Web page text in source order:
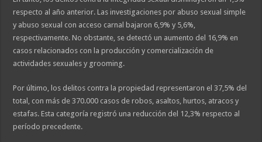
respecto al año anterior. Las investigaciones por abuso sexual simple
y abuso sexual con acceso carnal bajaron 6,9% y 5,6%,
respectivamente. No obstante, se detectó un aumento del 16,9% en
casos relacionados con la producción y comercialización de
actividades sexuales y grooming.
Por último, los delitos contra la propiedad representaron el 37,5% del
total, con más de 370.000 casos de robos, asaltos, hurtos, atracos y
estafas. Esta categoría registró una reducción del 12,3% respecto al
período precedente.